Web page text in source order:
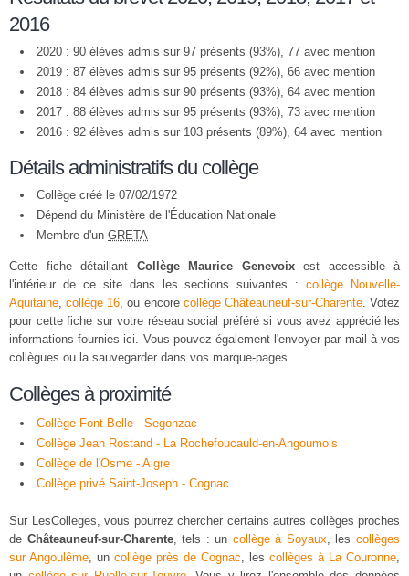
2016
2020 : 90 élèves admis sur 97 présents (93%), 77 avec mention
2019 : 87 élèves admis sur 95 présents (92%), 66 avec mention
2018 : 84 élèves admis sur 90 présents (93%), 64 avec mention
2017 : 88 élèves admis sur 95 présents (93%), 73 avec mention
2016 : 92 élèves admis sur 103 présents (89%), 64 avec mention
Détails administratifs du collège
Collège créé le 07/02/1972
Dépend du Ministère de l'Éducation Nationale
Membre d'un GRETA
Cette fiche détaillant Collège Maurice Genevoixest accessible à
l'intérieur de ce site dans les sections suivantes :collège Nouvelle-
Aquitaine,collège 16, ou encore collège Châteauneuf-sur-Charente. Votez
pour cette fiche sur votre réseau social préféré si vous avez apprécié les
informations fournies ici. Vous pouvez également l'envoyer par mail à vos
collègues ou la sauvegarder dans vos marque-pages.
Collèges à proximité
Collège Font-Belle - Segonzac
Collège Jean Rostand - La Rochefoucauld-en-Angoumois
Collège de l'Osme - Aigre
Collège privé Saint-Joseph - Cognac
Sur LesColleges, vous pourrez chercher certains autres collèges proches
de Châteauneuf-sur-Charente, tels : un collège à Soyaux, lescollèges
sur Angoulême, un collège près de Cognac, les collèges à La Couronne,